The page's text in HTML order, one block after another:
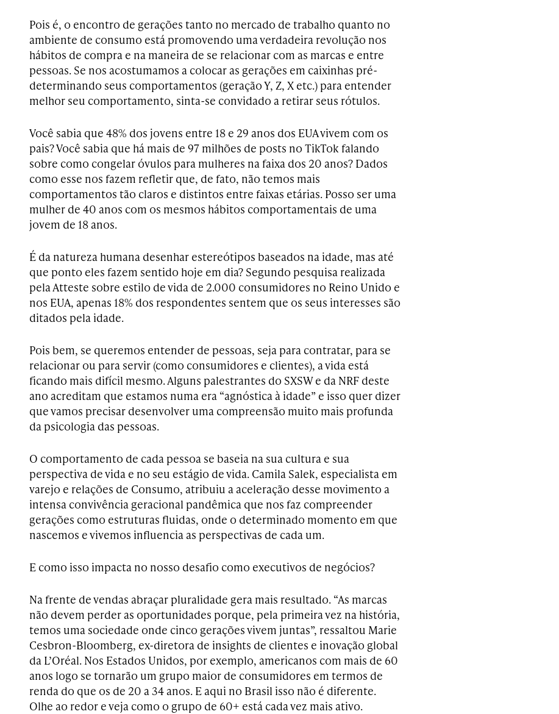
Pois é, o encontro de gerações tanto no mercado de trabalho quanto no
ambiente de consumo está promovendo uma verdadeira revolução nos
hábitos de compra e na maneira de se relacionar com as marcas e entre
pessoas. Se nos acostumamos a colocar as gerações em caixinhas pré-
determinando seus comportamentos (geração Y, Z, X etc.) para entender
melhor seu comportamento, sinta-se convidado a retirar seus rótulos.
Você sabia que 48% dos jovens entre 18 e 29 anos dos EUA vivem com os
pais? Você sabia que há mais de 97 milhões de posts no TikTok falando
sobre como congelar óvulos para mulheres na faixa dos 20 anos? Dados
como esse nos fazem refletir que, de fato, não temos mais
comportamentos tão claros e distintos entre faixas etárias. Posso ser uma
mulher de 40 anos com os mesmos hábitos comportamentais de uma
jovem de 18 anos.
É da natureza humana desenhar estereótipos baseados na idade, mas até
que ponto eles fazem sentido hoje em dia? Segundo pesquisa realizada
pela Atteste sobre estilo de vida de 2.000 consumidores no Reino Unido e
nos EUA, apenas 18% dos respondentes sentem que os seus interesses são
ditados pela idade.
Pois bem, se queremos entender de pessoas, seja para contratar, para se
relacionar ou para servir (como consumidores e clientes), a vida está
ficando mais difícil mesmo. Alguns palestrantes do SXSW e da NRF deste
ano acreditam que estamos numa era “agnóstica à idade” e isso quer dizer
que vamos precisar desenvolver uma compreensão muito mais profunda
da psicologia das pessoas.
O comportamento de cada pessoa se baseia na sua cultura e sua
perspectiva de vida e no seu estágio de vida. Camila Salek, especialista em
varejo e relações de Consumo, atribuiu a aceleração desse movimento a
intensa convivência geracional pandêmica que nos faz compreender
gerações como estruturas fluidas, onde o determinado momento em que
nascemos e vivemos influencia as perspectivas de cada um.
E como isso impacta no nosso desafio como executivos de negócios?
Na frente de vendas abraçar pluralidade gera mais resultado. “As marcas
não devem perder as oportunidades porque, pela primeira vez na história,
temos uma sociedade onde cinco gerações vivem juntas”, ressaltou Marie
Cesbron-Bloomberg, ex-diretora de insights de clientes e inovação global
da L’Oréal. Nos Estados Unidos, por exemplo, americanos com mais de 60
anos logo se tornarão um grupo maior de consumidores em termos de
renda do que os de 20 a 34 anos. E aqui no Brasil isso não é diferente.
Olhe ao redor e veja como o grupo de 60+ está cada vez mais ativo.